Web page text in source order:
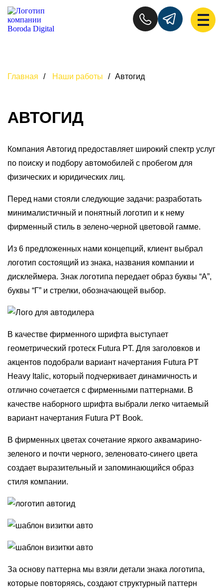
Главная / Наши работы / Автогид
АВТОГИД
Компания Автогид предоставляет широкий спектр услуг
по поиску и подбору автомобилей с пробегом для
физических и юридических лиц.
Перед нами стояли следующие задачи: разработать
минималистичный и понятный логотип и к нему
фирменный стиль в зелено-черной цветовой гамме.
Из 6 предложенных нами концепций, клиент выбрал
логотип состоящий из знака, названия компании и
дисклеймера. Знак логотипа передает образ буквы “А”,
буквы “Г” и стрелки, обозначающей выбор.
В качестве фирменного шрифта выступает
геометрический гротеск Futura PT. Для заголовков и
акцентов подобрали вариант начертания Futura PT
Heavy Italic, который подчеркивает динамичность и
отлично сочетается с фирменными паттернами. В
качестве наборного шрифта выбрали легко читаемый
вариант начертания Futura PT Book.
В фирменных цветах сочетание яркого аквамарино-
зеленого и почти черного, зеленовато-синего цвета
создает выразительный и запоминающийся образ
стиля компании.
За основу паттерна мы взяли детали знака логотипа,
которые повторяясь, создают структурный паттерн